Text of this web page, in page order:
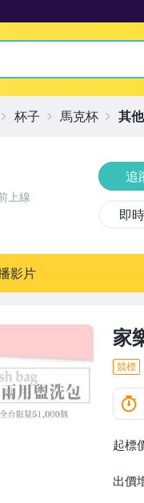
家
競標
起標
出價
上線
追
即
影片
杯子 馬克杯 其